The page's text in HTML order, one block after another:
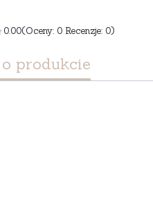
0.00(Oceny: 0 Recenzje: 0)
produkcie